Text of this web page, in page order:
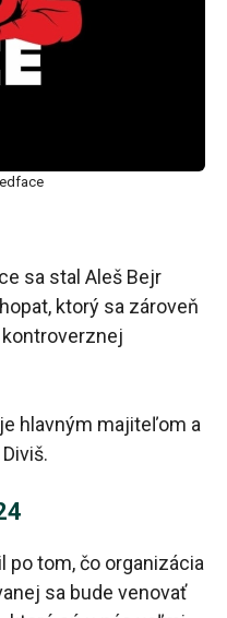
sa stal Aleš Bejr
ktorý sa zároveň
hlavným majiteľom a
po tom, čo organizácia
sa bude venovať